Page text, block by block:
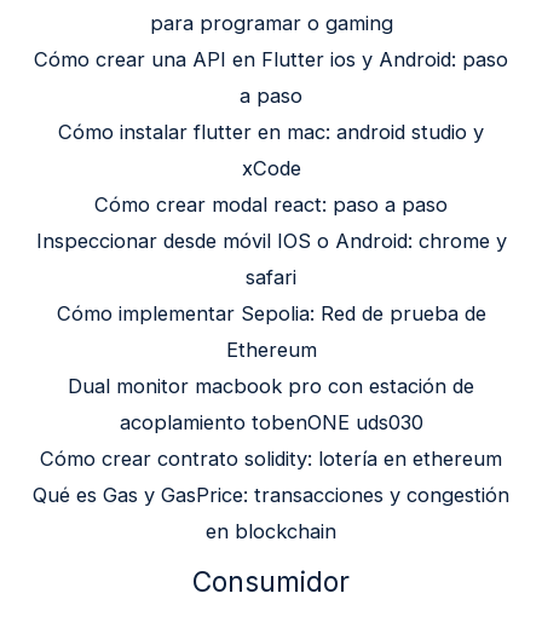
para programar o gaming
Cómo crear una API en Flutter ios y Android: paso
a paso
Cómo instalar flutter en mac: android studio y
xCode
Cómo crear modal react: paso a paso
Inspeccionar desde móvil IOS o Android: chrome y
safari
Cómo implementar Sepolia: Red de prueba de
Ethereum
Dual monitor macbook pro con estación de
acoplamiento tobenONE uds030
Cómo crear contrato solidity: lotería en ethereum
Qué es Gas y GasPrice: transacciones y congestión
en blockchain
Consumidor